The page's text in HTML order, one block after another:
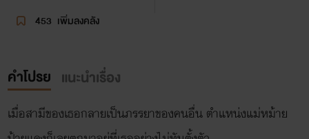
453 เพิ่มลงคลัง
คำโปรย แนะนำเรื่อง
เมื่อสามีของเธอกลายเป็นภรรยาของคนอื่น ตำแหน่งแม่หม้าย